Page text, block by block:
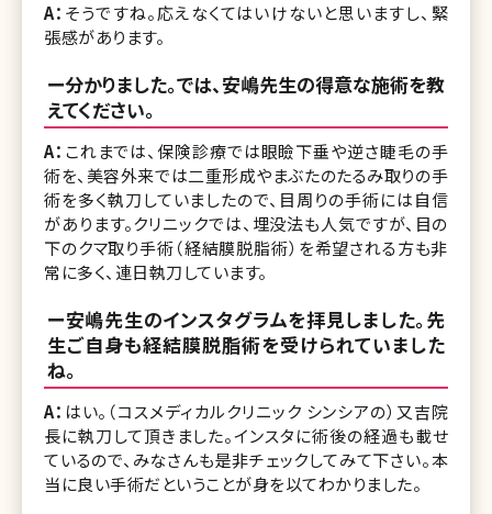
A： そうですね。応えなくてはいけないと思いますし、緊
張感があります。
ー分かりました。では、安嶋先生の得意な施術を教
えてください。
A： これまでは、保険診療では眼瞼下垂や逆さ睫毛の手
術を、美容外来では二重形成やまぶたのたるみ取りの手
術を多く執刀していましたので、目周りの手術には自信
があります。クリニックでは、埋没法も人気ですが、目の
下のクマ取り手術（経結膜脱脂術）を希望される方も非
常に多く、連日執刀しています。
ー安嶋先生のインスタグラムを拝見しました。先
生ご自身も経結膜脱脂術を受けられていました
ね。
A： はい。（コスメディカルクリニック シンシアの）又吉院
長に執刀して頂きました。インスタに術後の経過も載せ
ているので、みなさんも是非チェックしてみて下さい。本
当に良い手術だということが身を以てわかりました。